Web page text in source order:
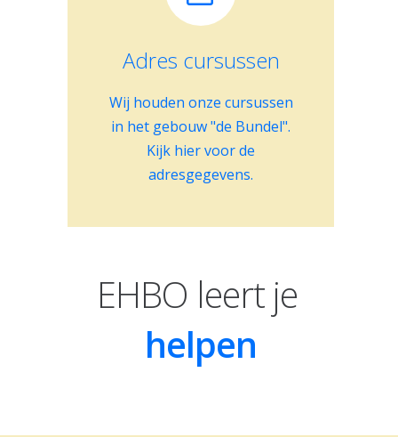
Adres cursussen
Wij houden onze cursussen
in het gebouw "de Bundel".
Kijk hier voor de
adresgegevens.
Adres:
3861 VS Nijkerk
EHBO leert je
ondersteunen
helpen